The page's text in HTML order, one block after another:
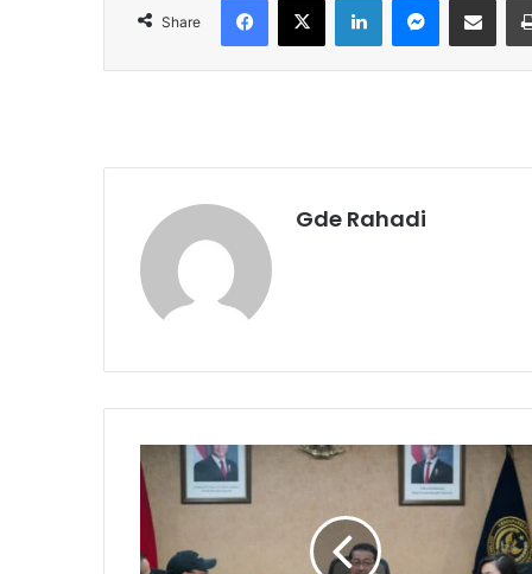
Share
Gde Rahadi
P
e
u